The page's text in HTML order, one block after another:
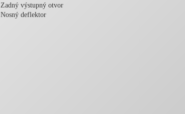
Zadný výstupný otvor
Nosný deflektor